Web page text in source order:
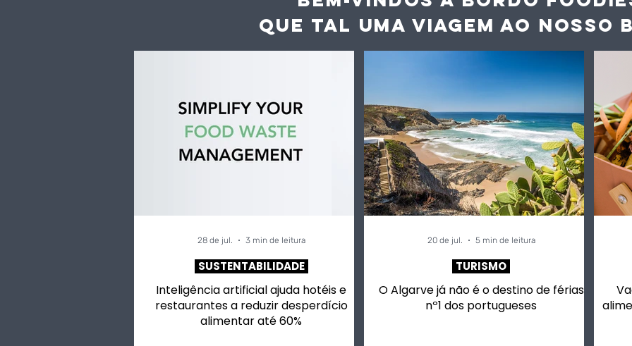
destino de férias nº1 dos
Turismo do Algarve
entrega prémio "Make In
Algarve" a 24 de Junho
em São Brás de Alportel
A Industrial Farense
vence categoria
“Turismo & Alfarroba e
Amêndoa” no
"Inova Algarve +
Diversificar"
QUE TAL UMA VIAGEM AO NOSSO
Inteligência artificial ajuda hotéis e
restaurantes a reduzir desperdício
alimentar até 60%
SUSTENTABILIDADE
28 de jul. 3 min de leitura
O Algarve já não é o destino de férias
nº1 dos portugueses
TURISMO
20 de jul. 5 min de leitura